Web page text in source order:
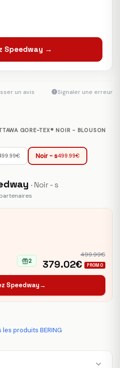
Speedway →
un avis Signaler une erreur
GORE-TEX® NOIR - BLOUSON
Noir - s499.99€
· Noir - s
2
499.99€
379.02€ PROMO
Speedway→
les produits BERING